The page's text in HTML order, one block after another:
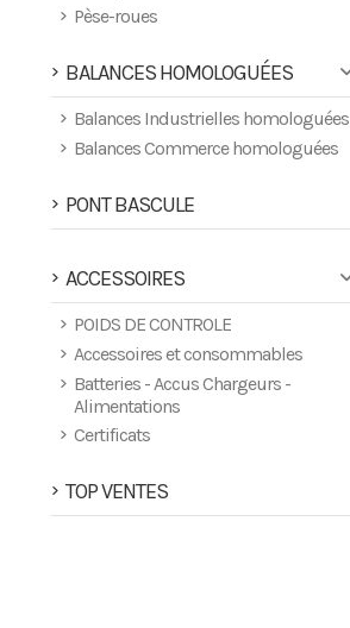
Pèse-roues
BALANCES HOMOLOGUÉES
Balances Industrielles homologuées
Balances Commerce homologuées
PONT BASCULE
ACCESSOIRES
POIDS DE CONTROLE
Accessoires et consommables
Batteries - Accus Chargeurs -
Alimentations
Certificats
TOP VENTES